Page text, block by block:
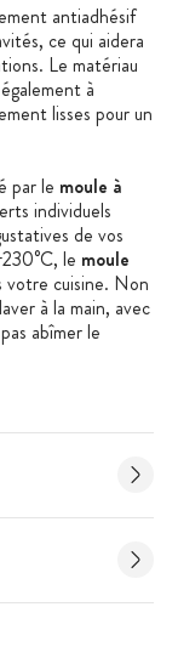
antiadhésif
ce qui aidera
Le matériau
à
lisses pour un
par le moule à
individuels
de vos
le moule
votre cuisine. Non
à la main, avec
abîmer le
comme